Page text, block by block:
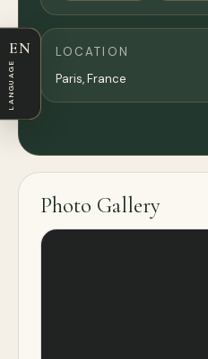
LOCATION
Paris,France
Photo Gallery
EN
LANGUAGE